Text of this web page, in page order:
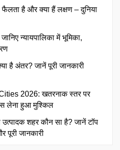
है और क्या हैं लक्षण – दुनिया
न्यायपालिका में भूमिका,
है अंतर? जानें पूरी जानकारी
2026: खतरनाक स्तर पर
लेना हुआ मुश्किल
शहर कौन सा है? जानें टॉप
पूरी जानकारी